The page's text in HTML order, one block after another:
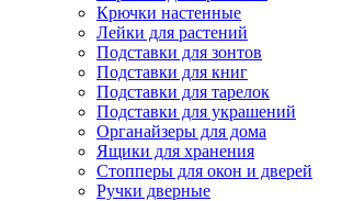
Крючки настенные
Лейки для растений
Подставки для зонтов
Подставки для книг
Подставки для тарелок
Подставки для украшений
Органайзеры для дома
Ящики для хранения
Стопперы для окон и дверей
Ручки дверные